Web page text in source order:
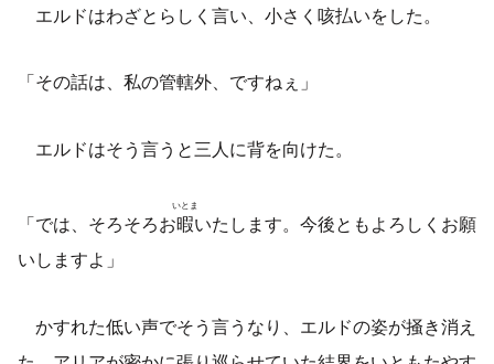
エルドはわざとらしく言い、小さく咳払いをした。
「その話は、私の管轄外、ですねぇ」
エルドはそう言うと三人に背を向けた。
「では、そろそろお暇
いとま
いたします。今後ともよろしくお願
いしますよ」
かすれた低い声でそう言うなり、エルドの姿が掻き消え